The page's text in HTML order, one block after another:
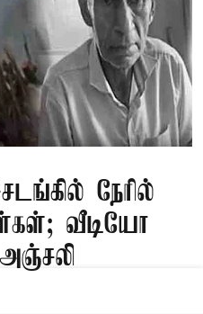
நேரில்
வீடியோ